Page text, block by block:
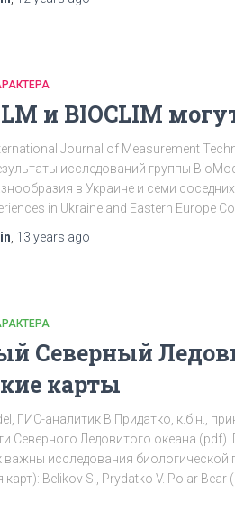
и BIOCLIM
Journal of Measurement
исследований группы
в Украине и семи
in Ukraine and Eastern Europe
13 years ago
Северный
карты
ГИС-аналитик В.Придатко, к.б.н.,
Северного Ледовитого океана
важны исследования
Belikov S., Prydatko V. Polar